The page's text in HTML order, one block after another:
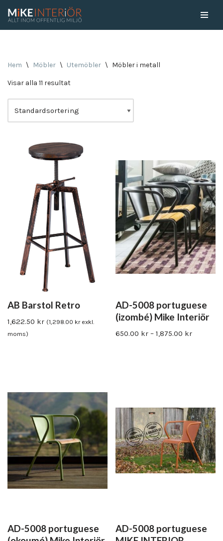
Hem \ Möbler \ Utemöbler \ Möbler i metall
Visar alla 11 resultat
AB Barstol Retro
1,622.50 kr (1,298.00 krexkl.
moms)
AD-5008 portuguese
(izombé) Mike Interiör
650.00 kr – 1,875.00 kr
AD-5008 portuguese
AD-5008 portuguese